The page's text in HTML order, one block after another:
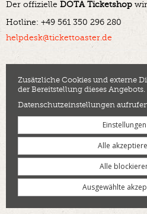
Der offizielle DOTA Ticketshop
Hotline: +49 561 350 296 280
helpdesk@tickettoaster.de
Zusätzliche Cookies und externe
der Bereitstellung dieses Angebots.
Datenschutzeinstellungen
Einstellungen
Alle
Alle
Ausgewählte